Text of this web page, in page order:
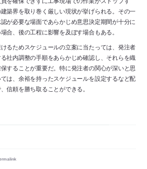
築界を取り巻く厳しい現状が挙げられる。その一
が必要な場面であらかじめ意思決定期間が十分に
合、後の工程に影響を及ぼす場合もある。
るためスケジュールの立案に当たっては、発注者
社内調整の手順をあらかじめ確認し、それらを織
することが重要だ。特に発注者の関心が深いと思
は、余裕を持ったスケジュールを設定するなど配
信頼を勝ち取ることができる。